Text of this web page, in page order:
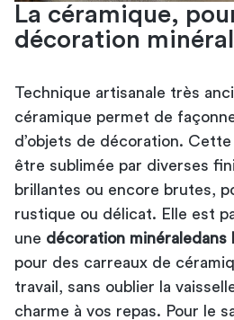
La céramique,
décoration
Technique artisanale très
céramique permet de
d’objets de décoration.
être sublimée par diverses
brillantes ou encore brutes,
rustique ou délicat. Elle est
une décoration minéraledans
pour des carreaux de
travail, sans oublier la
charme à vos repas. Pour le